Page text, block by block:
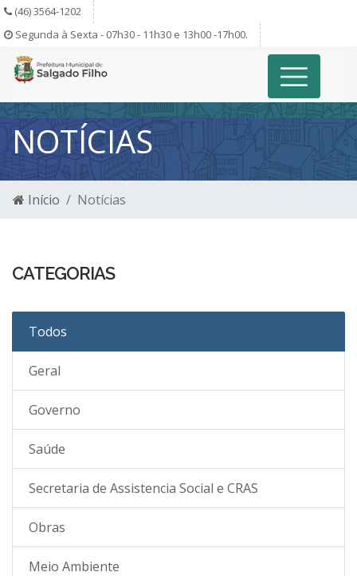
(46) 3564-1202
Segunda à Sexta - 07h30 - 11h30 e 13h00 -17h00.
NOTÍCIAS
Início Notícias
CATEGORIAS
Todos
Geral
Governo
Saúde
Secretaria de Assistencia Social e CRAS
Obras
Meio Ambiente